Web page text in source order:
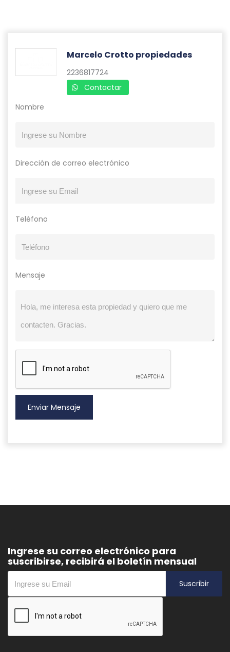
Marcelo Crotto propiedades
2236817724
Contactar
Nombre
Dirección de correo electrónico
Teléfono
Mensaje
Enviar Mensaje
Ingrese su correo electrónico para
suscribirse, recibirá el boletín mensual
Suscribir